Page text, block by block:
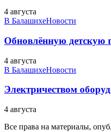
4 августа
В БалашихеНовости
Обновлённую детскую
4 августа
В БалашихеНовости
Электричеством
4 августа
Все права на материалы,